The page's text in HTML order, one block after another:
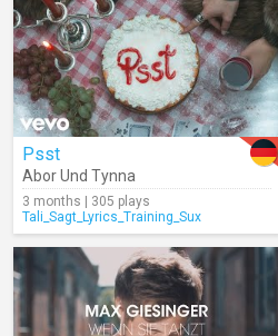
Psst
Abor Und Tynna
3 months | 305 plays
Tali_Sagt_Lyrics_Training_Sux